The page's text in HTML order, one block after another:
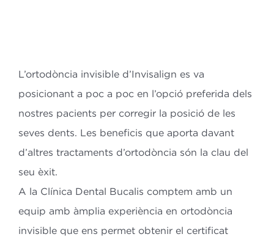
L’ortodòncia invisible d’Invisalign es va
posicionant a poc a poc en l’opció preferida dels
nostres pacients per corregir la posició de les
seves dents. Les beneficis que aporta davant
d’altres tractaments d’ortodòncia són la clau del
seu èxit.
A la Clínica Dental Bucalis comptem amb un
equip amb àmplia experiència en ortodòncia
invisible que ens permet obtenir el certificat